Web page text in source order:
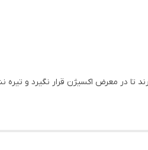
تا در معرض اکسیژن قرار نگیرد و تیره